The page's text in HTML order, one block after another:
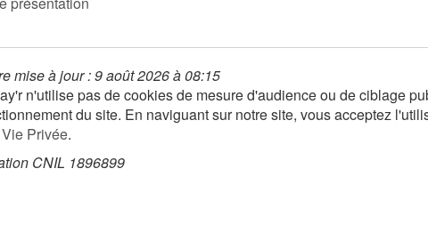
mise à jour : 9 août 2026 à 08:15
n'utilise pas de cookies de mesure d'audience ou de ciblage
du site. En naviguant sur notre site, vous acceptez
Privée.
CNIL 1896899